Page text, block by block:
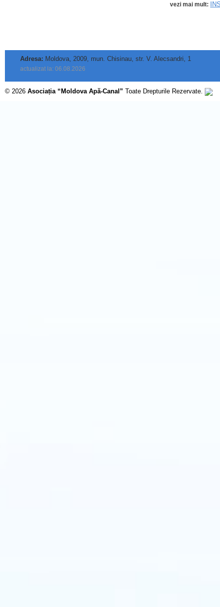
vezi mai mult:
Adresa: Moldova, 2009, mun. Chisinau, str. V. Alecsandri, 1
actualizat la: 06.08.2026
© 2026 Asociația “Moldova Apă-Canal” Toate Drepturile Rezervate.